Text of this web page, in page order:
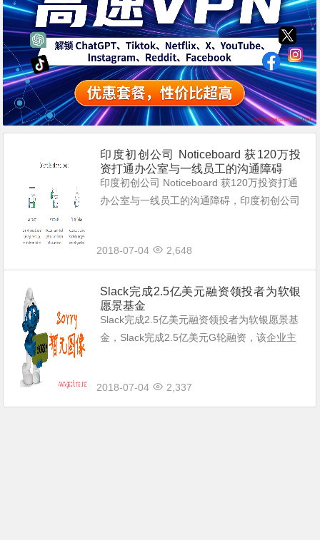
印度初创公司 Noticeboard 获120万投
资打通办公室与一线员工的沟通障碍
印度初创公司 Noticeboard 获120万投资打通
办公室与一线员工的沟通障碍，印度初创公司
版已经推出。
2018-07-04 2,648
Slack完成2.5亿美元融资领投者为软银
愿景基金
Slack完成2.5亿美元融资领投者为软银愿景基
金，Slack完成2.5亿美元G轮融资，该企业主
2018-07-04
2,337